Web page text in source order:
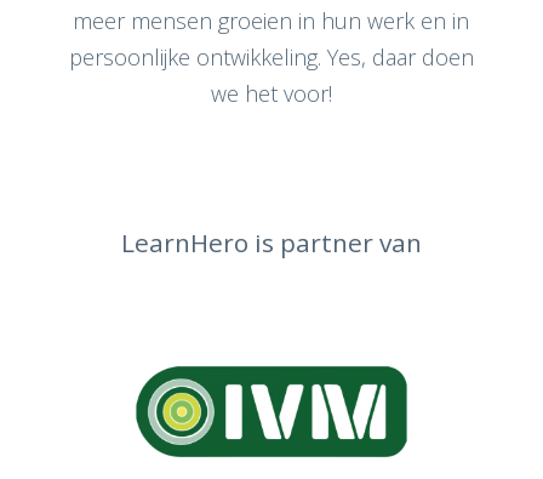
meer mensen groeien in hun werk en in
persoonlijke ontwikkeling. Yes, daar doen
we het voor!
LearnHero is partner van